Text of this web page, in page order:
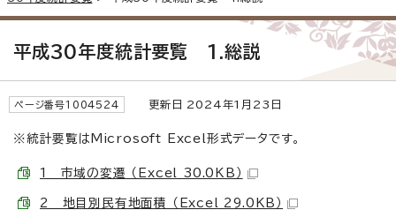
平成30年度統計要覧 1.総説
ページ番号1004524 更新日 2024年1月23日
※統計要覧はMicrosoft Excel形式データです。
1 市域の変遷 （Excel 30.0KB）
2 地目別民有地面積 （Excel 29.0KB）